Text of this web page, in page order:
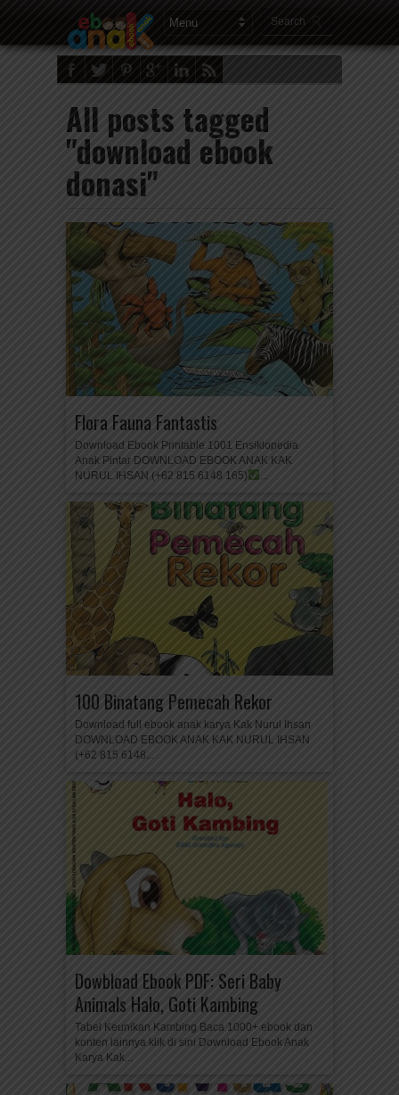
All posts tagged
"download ebook
donasi"
Flora Fauna Fantastis
Download Ebook Printable 1001 Ensiklopedia
Anak Pintar DOWNLOAD EBOOK ANAK KAK
NURUL IHSAN (+62 815 6148 165)
...
100 Binatang Pemecah Rekor
Download full ebook anak karya Kak Nurul Ihsan
DOWNLOAD EBOOK ANAK KAK NURUL IHSAN
(+62 815 6148...
Dowbload Ebook PDF: Seri Baby
Animals Halo, Goti Kambing
Tabel Keunikan Kambing Baca 1000+ ebook dan
konten lainnya klik di sini Download Ebook Anak
Karya Kak...